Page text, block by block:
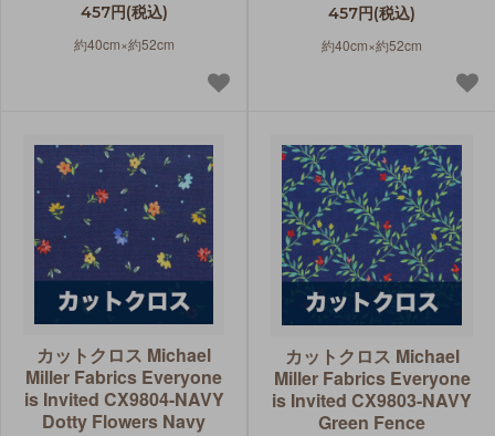
457円(税込)
約40cm×約52cm
457円(税込)
約40cm×約52cm
カットクロス Michael
Miller Fabrics Everyone
is Invited CX9804-NAVY
Dotty Flowers Navy
カットクロス Michael
Miller Fabrics Everyone
is Invited CX9803-NAVY
Green Fence